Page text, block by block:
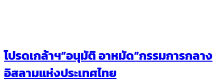
โปรดเกล้าฯ”อนุมัติ อาหมัด”กรรมการกลาง
อิสลามแห่งประเทศไทย